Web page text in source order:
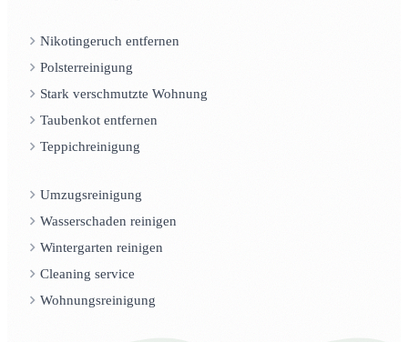
Nikotingeruch entfernen
Polsterreinigung
Stark verschmutzte Wohnung
Taubenkot entfernen
Teppichreinigung
Umzugsreinigung
Wasserschaden reinigen
Wintergarten reinigen
Cleaning service
Wohnungsreinigung